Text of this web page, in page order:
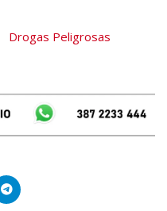
Drogas Peligrosas